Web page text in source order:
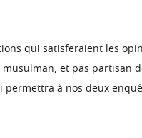
qui satisferaient les
et pas partisan
à nos deux